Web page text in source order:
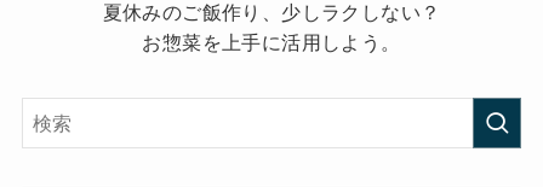
夏休みのご飯作り、少しラクしない？
お惣菜を上手に活用しよう。